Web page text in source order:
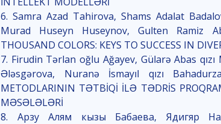
6. Samra Azad Tahirova, Shams Adalat
Murad Huseyn Huseynov, Gulten Ramiz
THOUSAND COLORS: KEYS TO SUCCESS IN
7. Firudin Tərlan oğlu Ağayev, Gülarə Abas qızı
Ələsgərova, Nuranə İsmayıl qızı
METODLARININ TƏTBİQİ İLƏ TƏDRİS
MƏSƏLƏLƏRİ
8. Арзу Алям кызы Бабаева, Ядигяр